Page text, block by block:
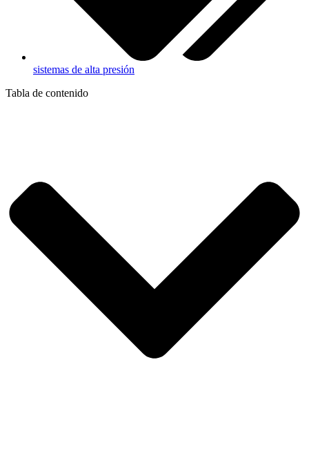
sistemas de alta presión
Tabla de contenido